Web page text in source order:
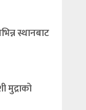
स्थानबाट